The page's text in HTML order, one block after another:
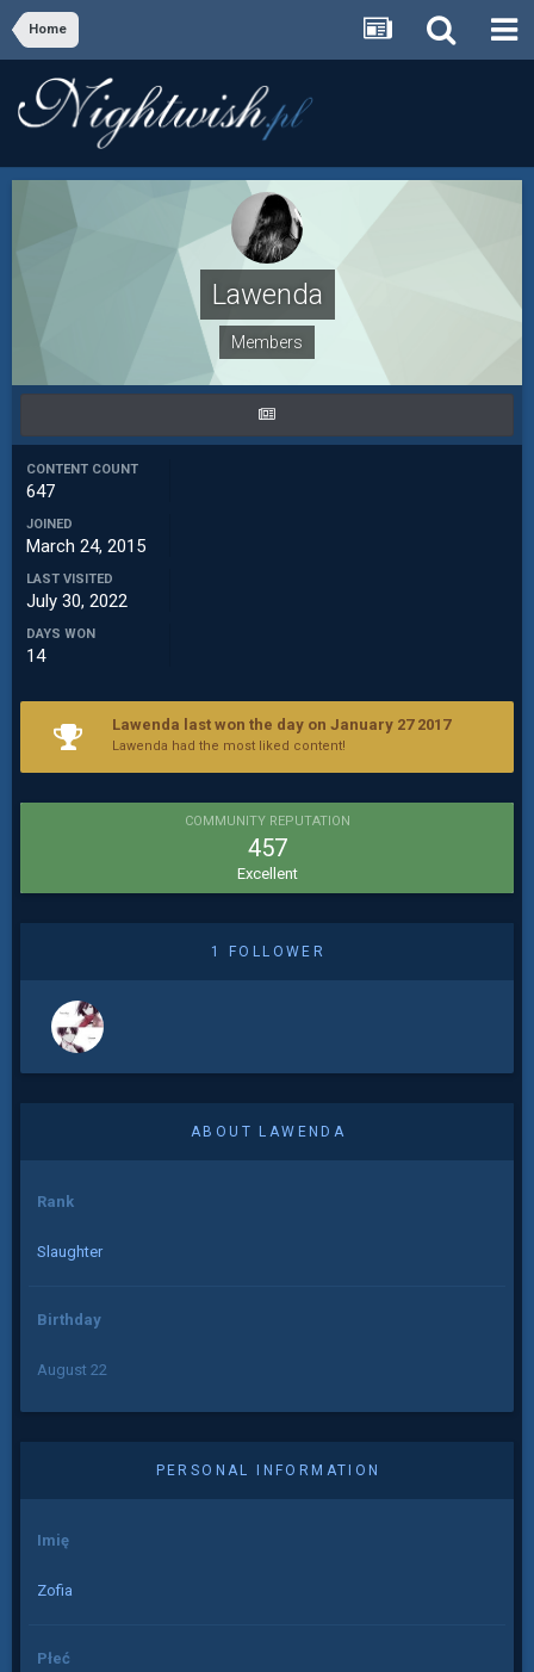
Home
Lawenda
Members
CONTENT COUNT
647
JOINED
March 24, 2015
LAST VISITED
July 30, 2022
DAYS WON
14
Lawenda last won the day on January 27 2017
Lawenda had the most liked content!
COMMUNITY REPUTATION
457
Excellent
1 FOLLOWER
ABOUT LAWENDA
Rank
Slaughter
Birthday
August 22
PERSONAL INFORMATION
Imię
Zofia
Płeć